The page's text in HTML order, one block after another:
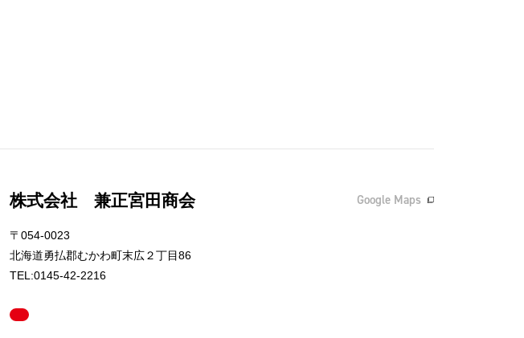
株式会社 兼正宮田商会 Google Maps
〒054-0023
北海道勇払郡むかわ町末広２丁目86
TEL:0145-42-2216